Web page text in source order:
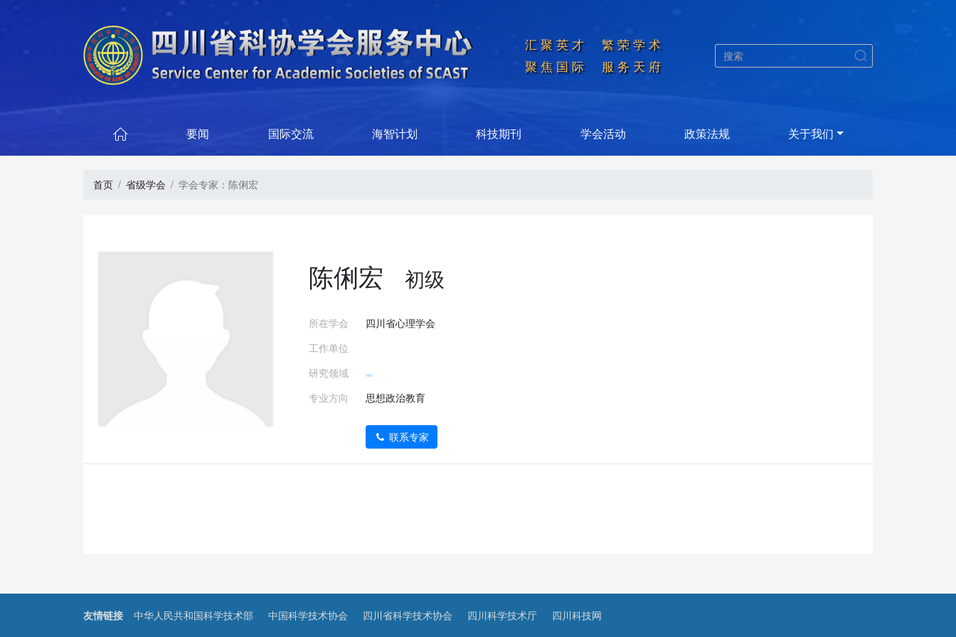
汇聚英才  繁荣学术
聚焦国际  服务天府

 要闻 国际交流 海智计划 科技期刊 学会活动 政策法规 关于我们
首页 省级学会 学会专家：陈俐宏
陈俐宏 初级
所在学会
四川省心理学会
工作单位
研究领域
专业方向
思想政治教育
联系专家
友情链接 中华人民共和国科学技术部 中国科学技术协会 四川省科学技术协会 四川科学技术厅 四川科技网